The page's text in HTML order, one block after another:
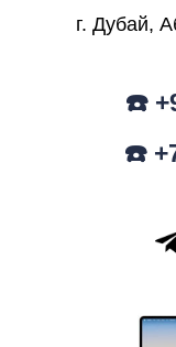
г. Дубай,
☎️
☎️